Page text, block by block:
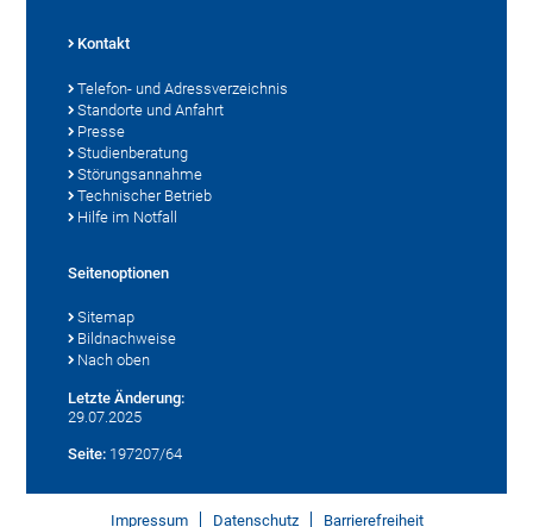
Kontakt
Telefon- und Adressverzeichnis
Standorte und Anfahrt
Presse
Studienberatung
Störungsannahme
Technischer Betrieb
Hilfe im Notfall
Seitenoptionen
Sitemap
Bildnachweise
Nach oben
Letzte Änderung:
29.07.2025
Seite: 197207/64
Impressum Datenschutz Barrierefreiheit